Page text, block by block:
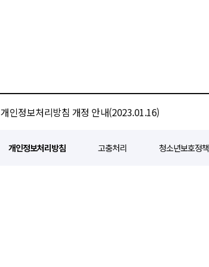
개인정보처리방침 개정 안내(2023.01.16)
개인정보처리방침 고충처리 청소년보호정책